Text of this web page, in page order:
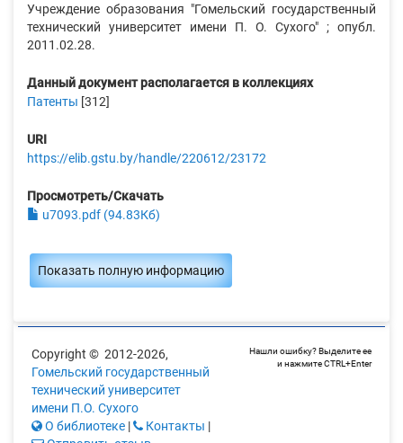
Учреждение образования "Гомельский государственный
технический университет имени П. О. Сухого" ; опубл.
2011.02.28.
Данный документ располагается в коллекциях
Патенты [312]
URI
https://elib.gstu.by/handle/220612/23172
Просмотреть/Скачать
u7093.pdf (94.83Кб)
Показать полную информацию
Copyright © 2012-2026,
Гомельский государственный
технический университет
имени П.О. Сухого
О библиотеке | Контакты |
Нашли ошибку? Выделите ее
и нажмите CTRL+Enter